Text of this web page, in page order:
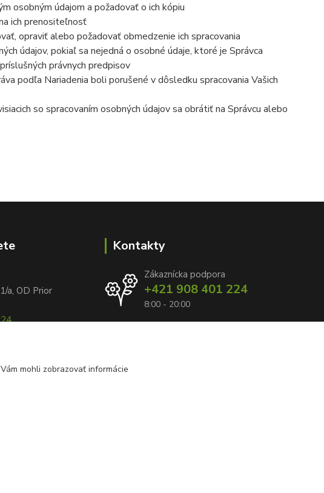
osobným údajom a požadovať o ich kópiu
ich prenositeľnosť
opraviť alebo požadovať obmedzenie ich spracovania
údajov, pokiaľ sa nejedná o osobné údaje, ktoré je Správca
právnych predpisov
podľa Nariadenia boli porušené v dôsledku spracovania Vašich
so spracovaním osobných údajov sa obrátiť na Správcu alebo
a, OD Prior
Kontakty
Zákaznícka podpora
+421 908 401 224
8:00 - 20:00
mohli zobrazovať informácie